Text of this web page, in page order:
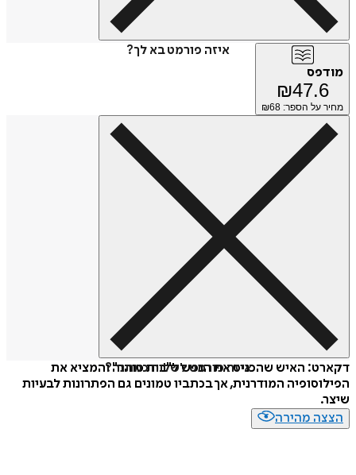
איזה פורמט בא לך?
מודפס
₪47.6
מחיר על הספר: ₪ 68
איזה פורמט לשלוח כמתנה?
דקארט: האיש שהכניס את הנפש ל"בית סוהר" והמציא את
הפילוסופיה המודרנית, אך בכתביו טמונים גם הפתרונות לבעיות
שיצר.
הצצה מהירה